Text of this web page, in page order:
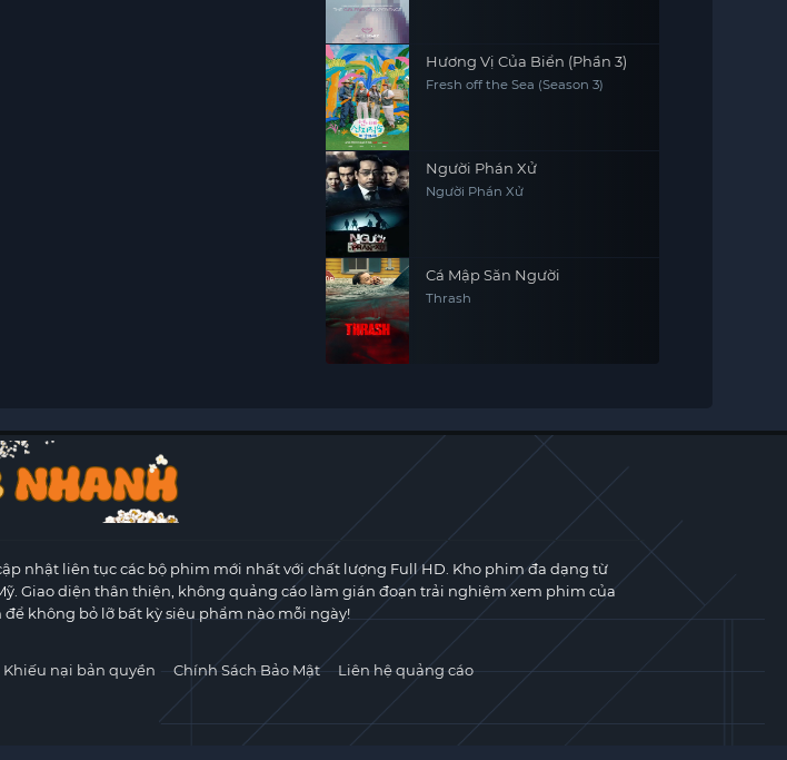
Hương Vị Của Biển (Phần 3)
Fresh off the Sea (Season 3)
Người Phán Xử
Người Phán Xử
Cá Mập Săn Người
Thrash
nhật liên tục các bộ phim mới nhất với chất lượng Full HD. Kho phim đa dạng từ
Giao diện thân thiện, không quảng cáo làm gián đoạn trải nghiệm xem phim của
không bỏ lỡ bất kỳ siêu phẩm nào mỗi ngày!
Khiếu nại bản quyền Chính Sách Bảo Mật Liên hệ quảng cáo